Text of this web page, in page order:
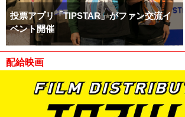
投票アプリ「TIPSTAR」がファン交流イ
ベント開催
配給映画